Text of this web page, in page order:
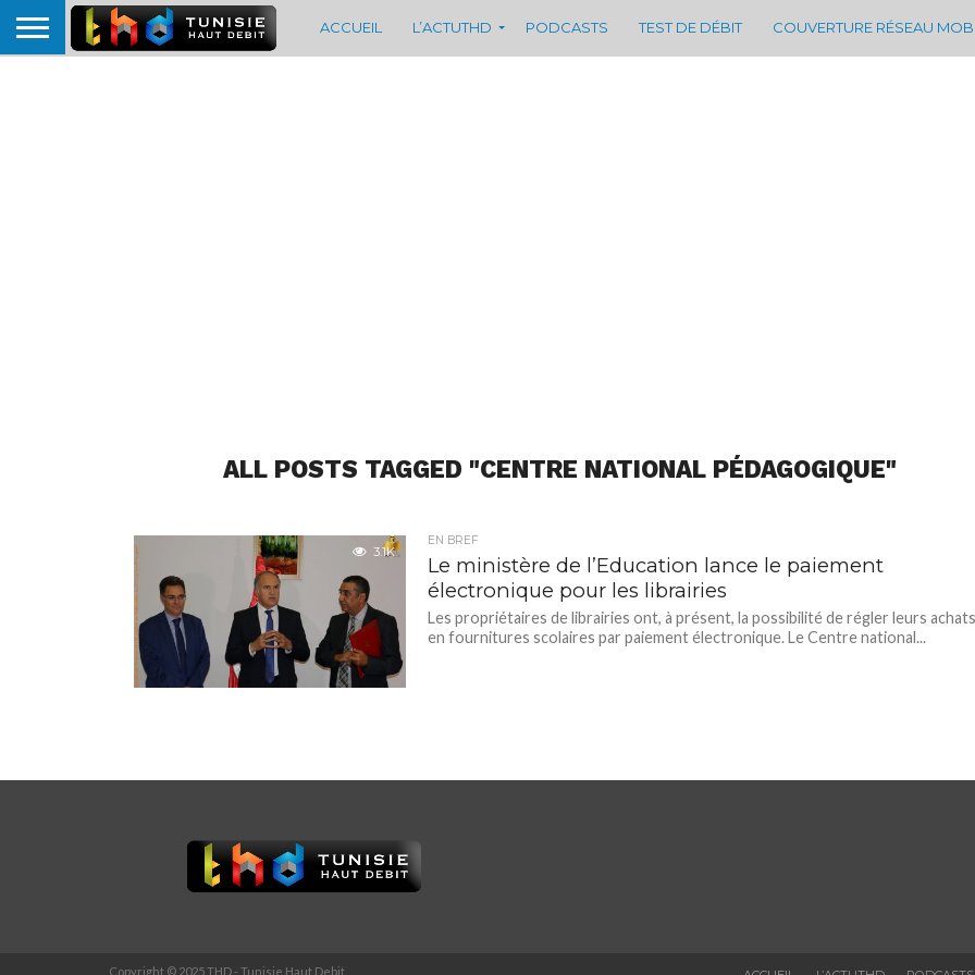
ACCUEIL L’ACTUTHD PODCASTS TEST DE DÉBIT COUVERTURE RÉSEAU
ALL POSTS TAGGED "CENTRE NATIONAL PÉDAGOGIQUE"
3.1K
EN BREF
Le ministère de l’Education lance le paiement
électronique pour les librairies
Les propriétaires de librairies ont, à présent, la possibilité de régler leurs
en fournitures scolaires par paiement électronique. Le Centre national...
Copyright © 2025 THD - Tunisie Haut Debit.